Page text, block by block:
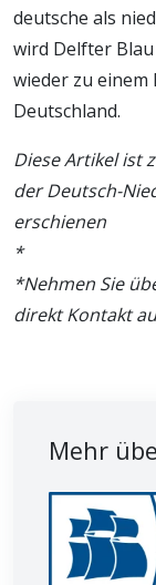
deutsche als
wird Delfter
wieder zu einem
Deutschland.
Diese Artikel ist
der Deutsch-
erschienen
*
*Nehmen Sie
direkt Kontakt
Mehr